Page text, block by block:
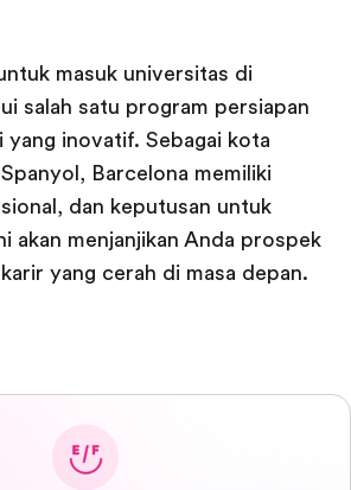
masuk universitas di
salah satu program persiapan
yang inovatif. Sebagai kota
Barcelona memiliki
dan keputusan untuk
akan menjanjikan Anda prospek
yang cerah di masa depan.